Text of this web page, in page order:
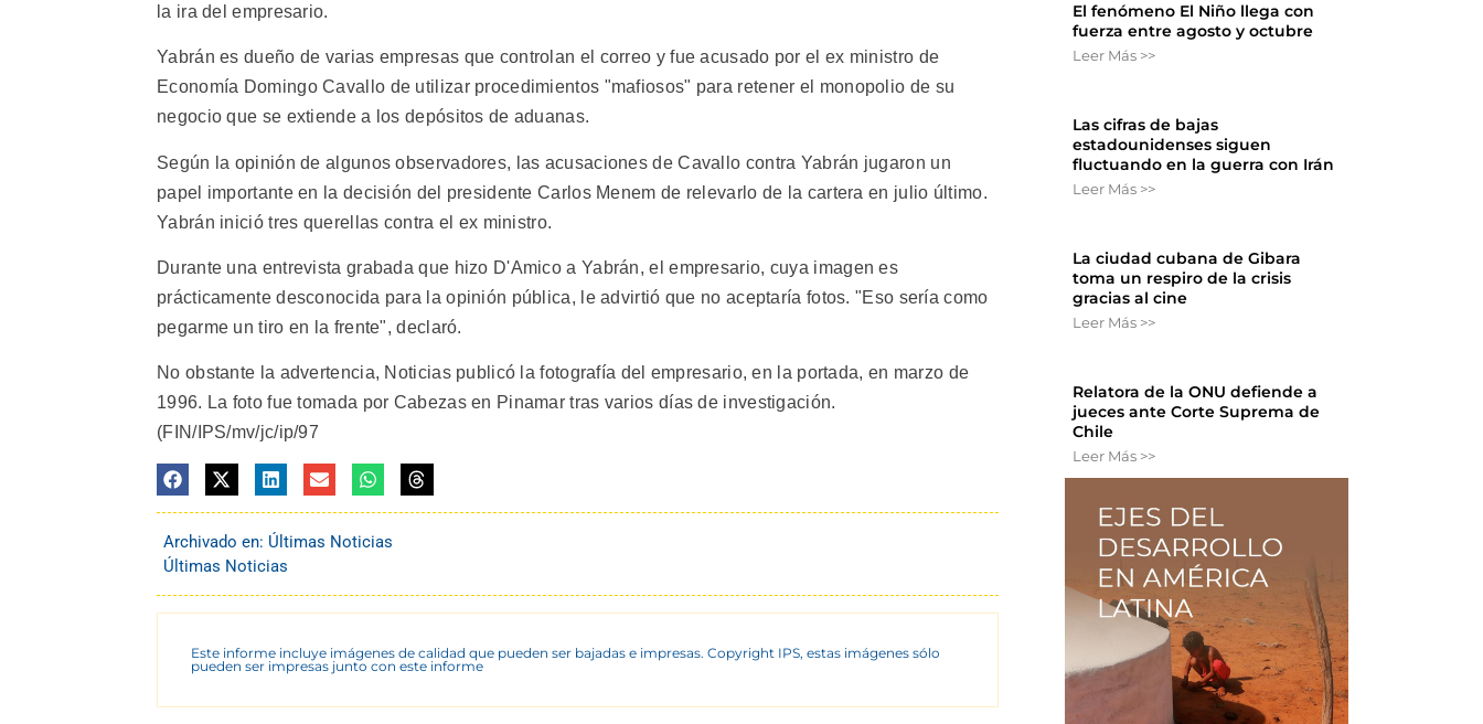
la ira del empresario.
Yabrán es dueño de varias empresas que controlan el correo y fue acusado por el ex ministro de
Economía Domingo Cavallo de utilizar procedimientos "mafiosos" para retener el monopolio de su
negocio que se extiende a los depósitos de aduanas.
Según la opinión de algunos observadores, las acusaciones de Cavallo contra Yabrán jugaron un
papel importante en la decisión del presidente Carlos Menem de relevarlo de la cartera en julio último.
Yabrán inició tres querellas contra el ex ministro.
Durante una entrevista grabada que hizo D'Amico a Yabrán, el empresario, cuya imagen es
prácticamente desconocida para la opinión pública, le advirtió que no aceptaría fotos. "Eso sería como
pegarme un tiro en la frente", declaró.
No obstante la advertencia, Noticias publicó la fotografía del empresario, en la portada, en marzo de
1996. La foto fue tomada por Cabezas en Pinamar tras varios días de investigación.
(FIN/IPS/mv/jc/ip/97
Archivado en: Últimas Noticias
Últimas Noticias
Este informe incluye imágenes de calidad que pueden ser bajadas e impresas. Copyright IPS, estas imágenes sólo
pueden ser impresas junto con este informe
El fenómeno El Niño llega con
fuerza entre agosto y octubre
Leer Más >>
Las cifras de bajas
estadounidenses siguen
fluctuando en la guerra con Irán
Leer Más >>
La ciudad cubana de Gibara
toma un respiro de la crisis
gracias al cine
Leer Más >>
Relatora de la ONU defiende a
jueces ante Corte Suprema de
Chile
Leer Más >>